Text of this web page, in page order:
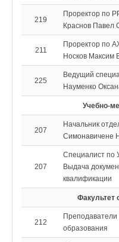
219
Проректор по
Краснов Павел
211
Проректор по
Носков Максим
225
Ведущий
Науменко
Учебно-
207
Начальник
Симонавичене
207
Специалист по
Выдача
квалификации
Факультет
212
Преподаватели
образования